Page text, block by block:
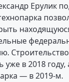
Ерулик
уже в 2018
— в 2019-м.